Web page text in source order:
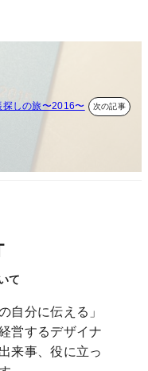
探しの旅〜2016〜
て
自分に伝える」
営するデザイナ
来事、役に立っ